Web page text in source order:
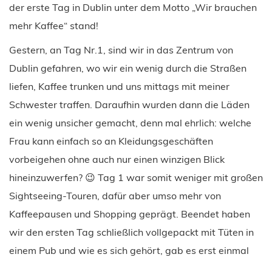
der erste Tag in Dublin unter dem Motto „Wir brauchen
mehr Kaffee“ stand!
Gestern, an Tag Nr.1, sind wir in das Zentrum von
Dublin gefahren, wo wir ein wenig durch die Straßen
liefen, Kaffee trunken und uns mittags mit meiner
Schwester traffen. Daraufhin wurden dann die Läden
ein wenig unsicher gemacht, denn mal ehrlich: welche
Frau kann einfach so an Kleidungsgeschäften
vorbeigehen ohne auch nur einen winzigen Blick
hineinzuwerfen? 😉 Tag 1 war somit weniger mit großen
Sightseeing-Touren, dafür aber umso mehr von
Kaffeepausen und Shopping geprägt. Beendet haben
wir den ersten Tag schließlich vollgepackt mit Tüten in
einem Pub und wie es sich gehört, gab es erst einmal